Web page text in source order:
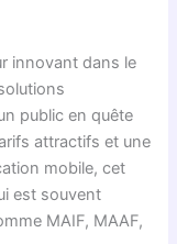
innovant dans le
public en quête
attractifs et une
mobile, cet
est souvent
MAIF, MAAF,